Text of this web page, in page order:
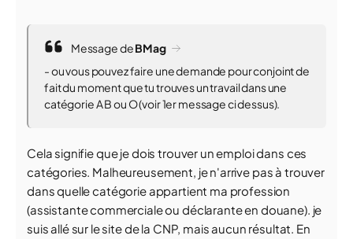
Message deBMag
- ou vous pouvez faire une demande pour conjoint de
fait du moment que tu trouves un travail dans une
catégorie A B ou O (voir 1er message ci dessus).
Cela signifie que je dois trouver un emploi dans ces
catégories. Malheureusement, je n'arrive pas à trouver
dans quelle catégorie appartient ma profession
(assistante commerciale ou déclarante en douane). je
suis allé sur le site de la CNP, mais aucun résultat. En